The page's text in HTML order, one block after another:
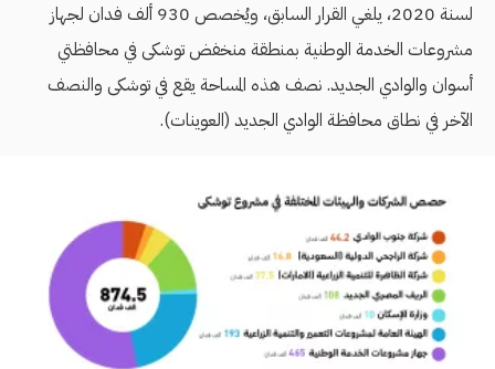
لسنة 2020، يلغي القرار السابق، ويُخصص 930 ألف فدان لجهاز
مشروعات الخدمة الوطنية بمنطقة منخفض توشكى في محافظتي
أسوان والوادي الجديد. نصف هذه المساحة يقع في توشكى والنصف
الآخر في نطاق محافظة الوادي الجديد (العوينات).